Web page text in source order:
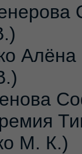
Алёна
М. К.)